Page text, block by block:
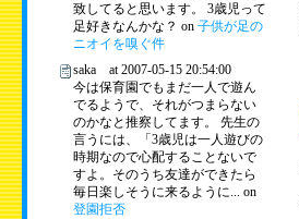
致してると思います。 3歳児って
足好きなんかな？ on 子供が足の
ニオイを嗅ぐ件
saka at 2007-05-15 20:54:00
今は保育園でもまだ一人で遊ん
でるようで、それがつまらない
のかなと推察してます。 先生の
言うには、「3歳児は一人遊びの
時期なので心配することないで
すよ。そのうち友達ができたら
毎日楽しそうに来るように... on
登園拒否